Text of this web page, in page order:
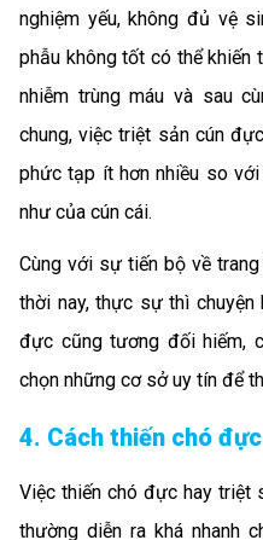
nghiệm yếu, không đủ vệ
phẫu không tốt có thể khiến
nhiễm trùng máu và sau
chung, việc triệt sản cún
phức tạp ít hơn nhiều so
như của cún cái.
Cùng với sự tiến bộ về
thời nay, thực sự thì
đực cũng tương đối hiếm,
chọn những cơ sở uy tín để
4. Cách thiến chó đực
Việc thiến chó đực hay triệt
thường diễn ra khá nhanh